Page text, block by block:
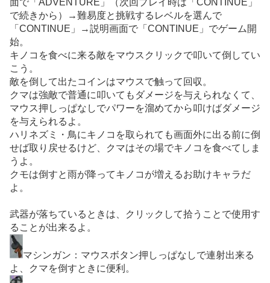
面で「ADVENTURE」（次回プレイ時は「CONTINUE」
で続きから）→難易度と挑戦するレベルを選んで
「CONTINUE」→説明画面で「CONTINUE」でゲーム開
始。
キノコを食べに来る敵をマウスクリックで叩いて倒してい
こう。
敵を倒して出たコインはマウスで触って回収。
クマは強敵で普通に叩いてもダメージを与えられなくて、
マウス押しっぱなしでパワーを溜めてから叩けばダメージ
を与えられるよ。
ハリネズミ・鳥にキノコを取られても画面外に出る前に倒
せば取り戻せるけど、クマはその場でキノコを食べてしま
うよ。
クモは倒すと雨が降ってキノコが増えるお助けキャラだ
よ。
武器が落ちているときは、クリックして拾うことで使用す
ることが出来るよ。
マシンガン：マウスボタン押しっぱなしで連射出来る
よ、クマを倒すときに便利。